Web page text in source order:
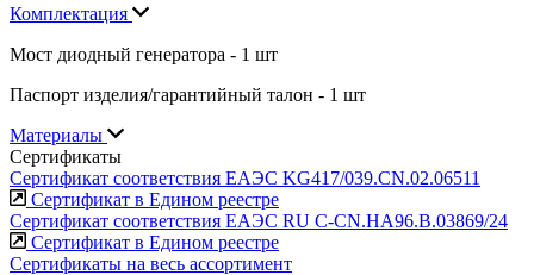
Комплектация
Мост диодный генератора - 1 шт
Паспорт изделия/гарантийный талон - 1 шт
Материалы
Сертификаты
Сертификат соответствия ЕАЭС KG417/039.CN.02.06511
Сертификат в Едином реестре
Сертификат соответствия ЕАЭС RU С-CN.НА96.В.03869/24
Сертификат в Едином реестре
Сертификаты на весь ассортимент